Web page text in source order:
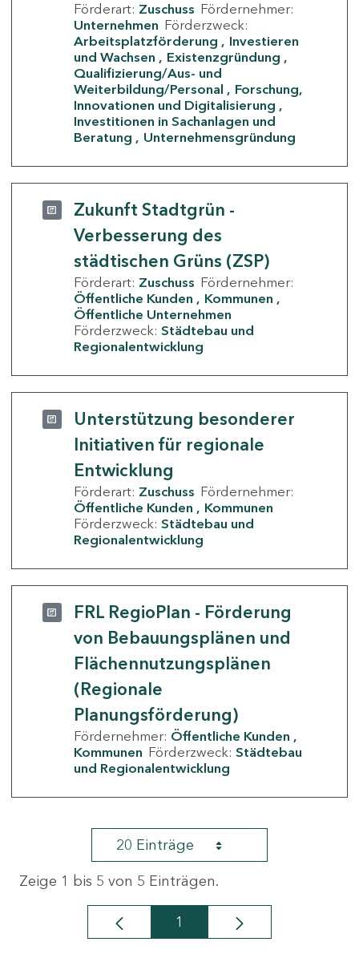
Förderart: Zuschuss Fördernehmer:
Unternehmen Förderzweck:
Arbeitsplatzförderung
Investieren
und Wachsen
Existenzgründung
Qualifizierung/Aus- und
Weiterbildung/Personal
Forschung,
Innovationen und Digitalisierung
Investitionen in Sachanlagen und
Beratung
Unternehmensgründung
Zukunft Stadtgrün -
Verbesserung des
städtischen Grüns (ZSP)
Förderart: Zuschuss Fördernehmer:
Öffentliche Kunden
Kommunen
Öffentliche Unternehmen
Förderzweck: Städtebau und
Regionalentwicklung
Unterstützung besonderer
Initiativen für regionale
Entwicklung
Förderart: Zuschuss Fördernehmer:
Öffentliche Kunden
Kommunen
Förderzweck: Städtebau und
Regionalentwicklung
FRL RegioPlan - Förderung
von Bebauungsplänen und
Flächennutzungsplänen
(Regionale
Planungsförderung)
Fördernehmer: Öffentliche Kunden
Kommunen Förderzweck: Städtebau
und Regionalentwicklung
20 Einträge
Zeige 1 bis 5 von 5 Einträgen.
Seite
1